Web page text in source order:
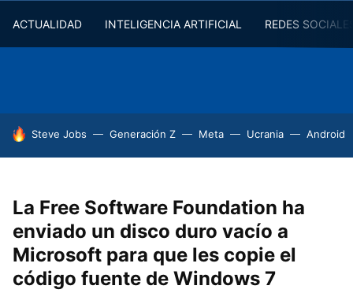
ACTUALIDAD INTELIGENCIA ARTIFICIAL REDES
HOY SE HABLA DE
Steve Jobs Generación Z Meta Ucrania Android
La Free Software Foundation ha
enviado un disco duro vacío a
Microsoft para que les copie el
código fuente de Windows 7